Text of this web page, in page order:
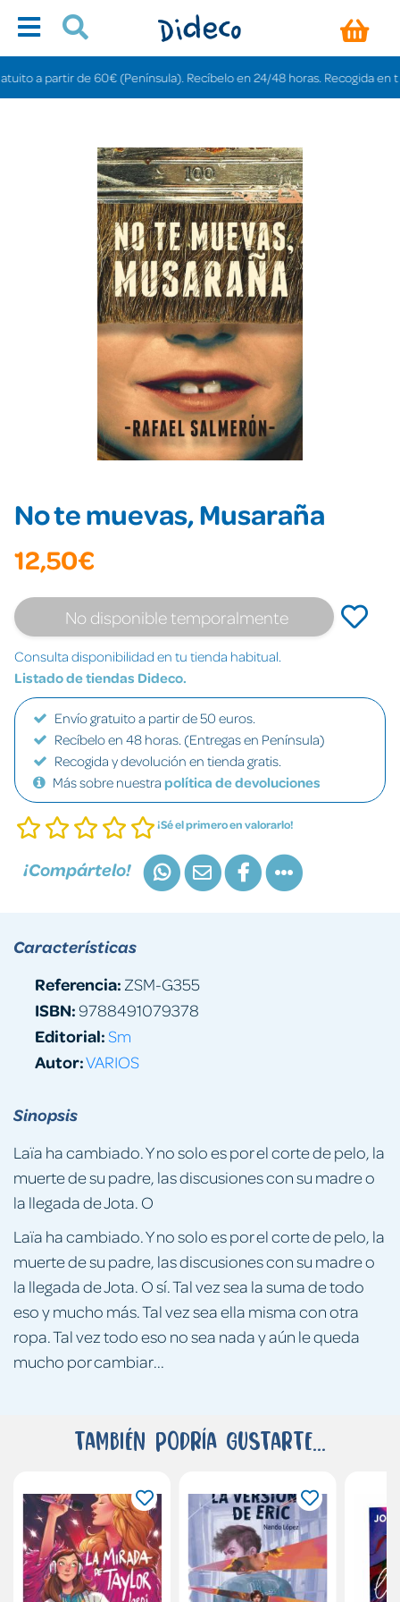
a partir de 60€ (Península). Recíbelo en 24/48 horas. Recogida en
No te muevas, Musaraña
12,50€
No disponible temporalmente
Consulta disponibilidad en tu tienda habitual.
Listado de tiendas Dideco.
Envío gratuito a partir de 50 euros.
Recíbelo en 48 horas. (Entregas en Península)
Recogida y devolución en tienda gratis.
Más sobre nuestra política de devoluciones
¡Sé el primero en valorarlo!
¡Compártelo!
Sinopsis
Laïa ha cambiado. Y no solo es por el corte de pelo, la
muerte de su padre, las discusiones con su madre o
la llegada de Jota. O
Laïa ha cambiado. Y no solo es por el corte de pelo, la
muerte de su padre, las discusiones con su madre o
la llegada de Jota. O sí. Tal vez sea la suma de todo
eso y mucho más. Tal vez sea ella misma con otra
ropa. Tal vez todo eso no sea nada y aún le queda
mucho por cambiar...
Características
Referencia: ZSM-G355
ISBN:9788491079378
Editorial:Sm
Autor:VARIOS
También podría gustarte...